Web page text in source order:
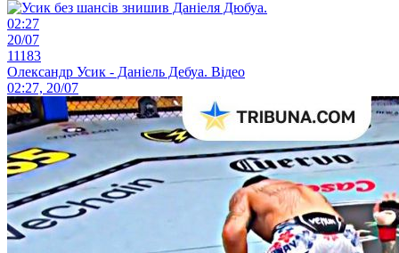
02:27
20/07
11183
Олександр Усик - Даніель Дебуа. Відео
02:27, 20/07